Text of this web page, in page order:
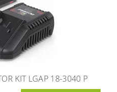
KIT LGAP 18-3040 P